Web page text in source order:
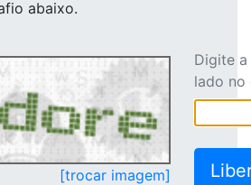
abaixo.
[trocar imagem]
Digite
lado no